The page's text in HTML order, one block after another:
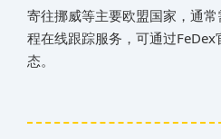
寄往‌挪威‌‌‌‌‌‌‌等主要欧盟国家，通常
程在线跟踪服务，可通过
态。